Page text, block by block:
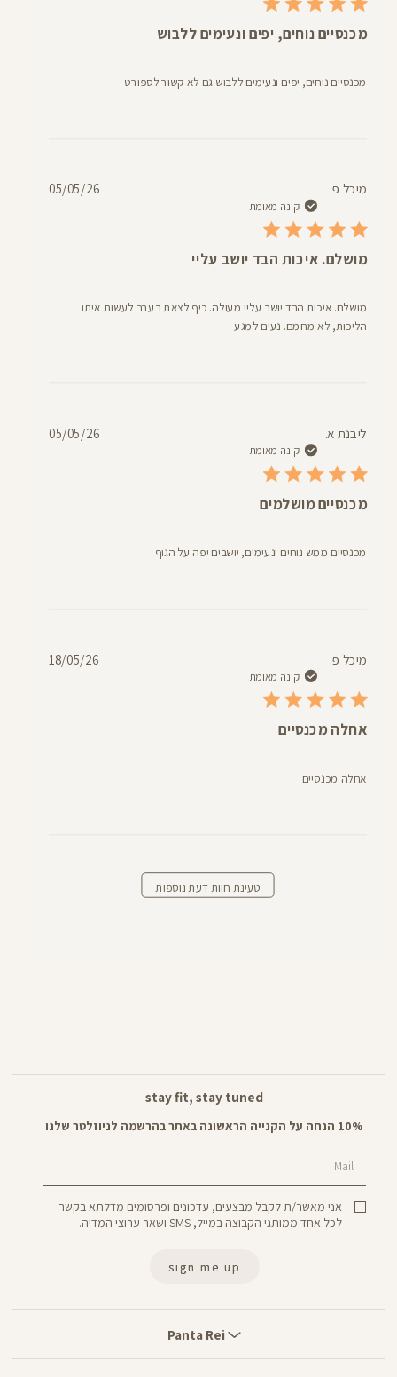
מכנסיים נוחים, יפים ונעימים ללבוש
מכנסיים נוחים, יפים ונעימים ללבוש גם לא קשור לספורט
מיכל פ.
קונה מאומת
מושלם. איכות הבד יושב עליי
מושלם. איכות הבד יושב עליי מעולה. כיף לצאת בערב לעשות איתו
הליכות, לא מחמם. נעים למגע
תאריך05/05/26
ליבנת א.
קונה מאומת
מכנסיים מושלמים
מכנסיים ממש נוחים ונעימים, יושבים יפה על הגוף
תאריך05/05/26
מיכל פ.
קונה מאומת
אחלה מכנסיים
אחלה מכנסיים
18/05/26
טעינת חוות דעת נוספות
Rei
Panta Rei
stay fit, stay tuned
10% הנחה על הקנייה הראשונה באתר בהרשמה לניוזלטר שלנו
Mail
אני מאשר/ת לקבל מבצעים, עדכונים ופרסומים מדלתא בקשר
לכל אחד ממותגי הקבוצה במייל, SMS ושאר ערוצי המדיה.
sign me up